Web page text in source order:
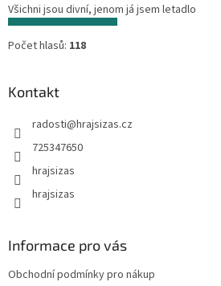
Všichni jsou divní, jenom já jsem letadlo
Počet hlasů: 118
Kontakt
radosti@hrajsizas.cz
725347650
hrajsizas
hrajsizas
Informace pro vás
Obchodní podmínky pro nákup